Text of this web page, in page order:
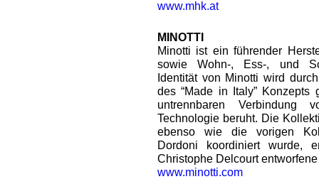
www.mhk.at
MINOTTI
Minotti ist ein führender
sowie Wohn-, Ess-, und
Identität von Minotti wird
des “Made in Italy” Konzepts
untrennbaren Verbindung
Technologie beruht. Die
ebenso wie die vorigen
Dordoni koordiniert wurde,
Christophe Delcourt
www.minotti.com